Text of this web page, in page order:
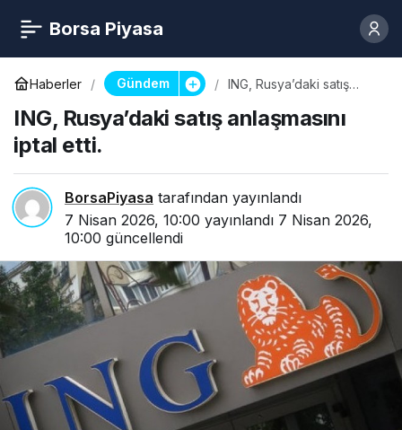
Borsa Piyasa
Haberler Gündem
ING, Rusya’daki satış
ING, Rusya’daki satış anlaşmasını
iptal etti.
BorsaPiyasa tarafından yayınlandı
7 Nisan 2026, 10:00 yayınlandı 7 Nisan 2026,
10:00 güncellendi